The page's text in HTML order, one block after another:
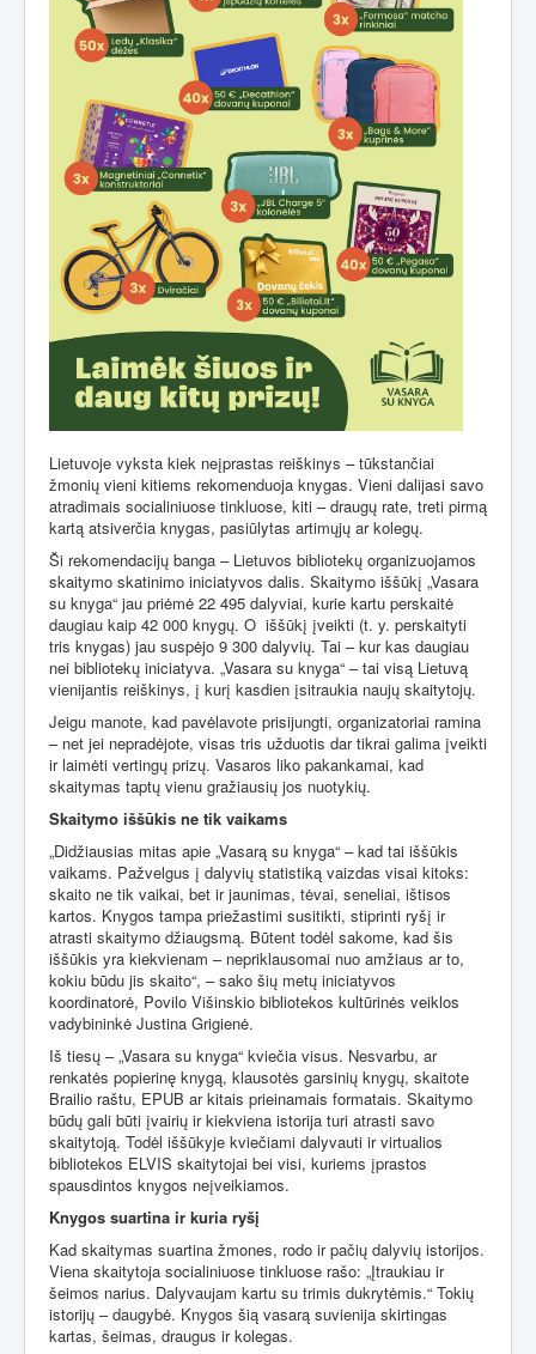
Lietuvoje vyksta kiek neįprastas reiškinys – tūkstančiai
žmonių vieni kitiems rekomenduoja knygas. Vieni dalijasi savo
atradimais socialiniuose tinkluose, kiti – draugų rate, treti pirmą
kartą atsiverčia knygas, pasiūlytas artimųjų ar kolegų.
Ši rekomendacijų banga – Lietuvos bibliotekų organizuojamos
skaitymo skatinimo iniciatyvos dalis. Skaitymo iššūkį „Vasara
su knyga“ jau priėmė 22 495 dalyviai, kurie kartu perskaitė
daugiau kaip 42 000 knygų. O iššūkį įveikti (t. y. perskaityti
tris knygas) jau suspėjo 9 300 dalyvių. Tai – kur kas daugiau
nei bibliotekų iniciatyva. „Vasara su knyga“ – tai visą Lietuvą
vienijantis reiškinys, į kurį kasdien įsitraukia naujų skaitytojų.
Jeigu manote, kad pavėlavote prisijungti, organizatoriai ramina
– net jei nepradėjote, visas tris užduotis dar tikrai galima įveikti
ir laimėti vertingų prizų. Vasaros liko pakankamai, kad
skaitymas taptų vienu gražiausių jos nuotykių.
Skaitymo iššūkis ne tik vaikams
„Didžiausias mitas apie „Vasarą su knyga“ – kad tai iššūkis
vaikams. Pažvelgus į dalyvių statistiką vaizdas visai kitoks:
skaito ne tik vaikai, bet ir jaunimas, tėvai, seneliai, ištisos
kartos. Knygos tampa priežastimi susitikti, stiprinti ryšį ir
atrasti skaitymo džiaugsmą. Būtent todėl sakome, kad šis
iššūkis yra kiekvienam – nepriklausomai nuo amžiaus ar to,
kokiu būdu jis skaito“, – sako šių metų iniciatyvos
koordinatorė, Povilo Višinskio bibliotekos kultūrinės veiklos
vadybininkė Justina Grigienė.
Iš tiesų – „Vasara su knyga“ kviečia visus. Nesvarbu, ar
renkatės popierinę knygą, klausotės garsinių knygų, skaitote
Brailio raštu, EPUB ar kitais prieinamais formatais. Skaitymo
būdų gali būti įvairių ir kiekviena istorija turi atrasti savo
skaitytoją. Todėl iššūkyje kviečiami dalyvauti ir virtualios
bibliotekos ELVIS skaitytojai bei visi, kuriems įprastos
spausdintos knygos neįveikiamos.
Knygos suartina ir kuria ryšį
Kad skaitymas suartina žmones, rodo ir pačių dalyvių istorijos.
Viena skaitytoja socialiniuose tinkluose rašo: „Įtraukiau ir
šeimos narius. Dalyvaujam kartu su trimis dukrytėmis.“ Tokių
istorijų – daugybė. Knygos šią vasarą suvienija skirtingas
kartas, šeimas, draugus ir kolegas.